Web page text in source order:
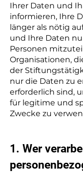
Ihrer Daten und
informieren, Ihre
länger als nötig
und Ihre Daten
Personen
Organisationen,
der
nur die Daten zu
erforderlich sind,
für legitime und
Zwecke zu
​1. Wer